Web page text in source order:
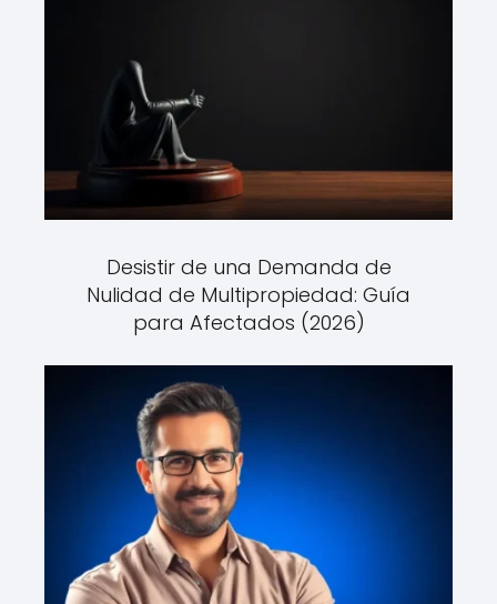
Desistir de una Demanda de
Nulidad de Multipropiedad: Guía
para Afectados (2026)